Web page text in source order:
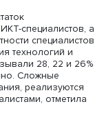
необходимостью
штучных
время для
лимитирующих
экономики и
суверенитета